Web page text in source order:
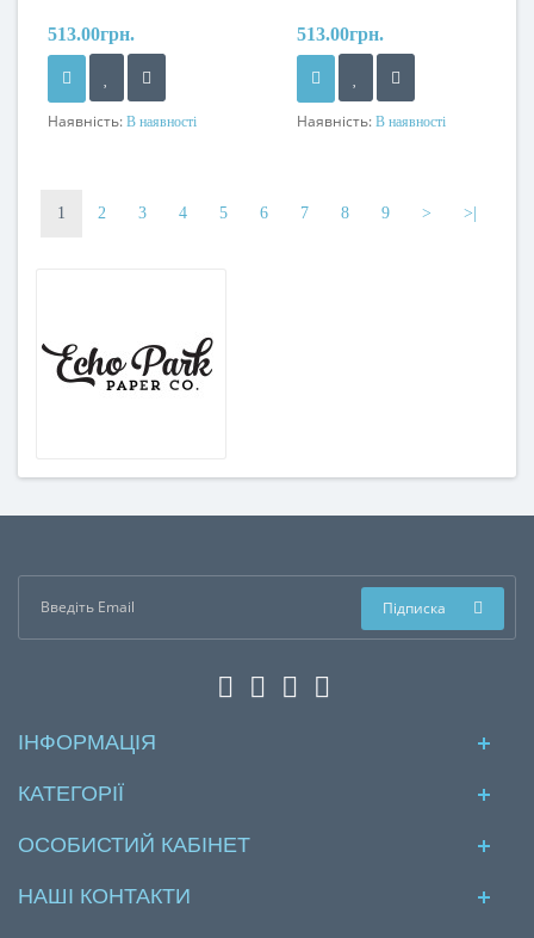
513.00грн.
Наявність: В наявності
Тип друку
513.00грн.
Наявність: В наявності
Тип друку
1 2 3 4 5 6 7 8 9 > >|
Підписка
ІНФОРМАЦІЯ
КАТЕГОРІЇ
ОСОБИСТИЙ КАБІНЕТ
НАШІ КОНТАКТИ